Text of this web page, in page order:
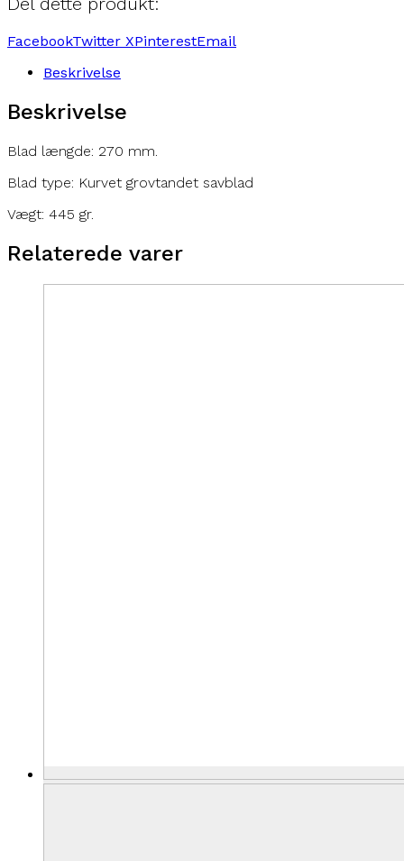
FacebookTwitter XPinterestEmail
Beskrivelse
Beskrivelse
Blad længde: 270 mm.
Blad type: Kurvet grovtandet savblad
Vægt: 445 gr.
Relaterede varer